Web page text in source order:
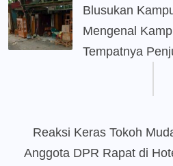
Blusukan
Mengenal
Tempatnya
Reaksi Keras Tokoh
Anggota DPR Rapat di